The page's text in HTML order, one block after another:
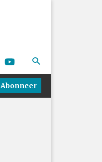
Abonneer